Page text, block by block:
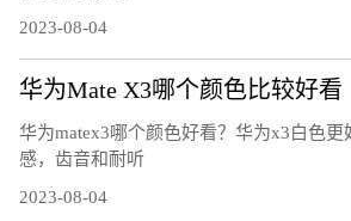
2023-08-04
华为Mate X3哪个颜色比较好看
华为matex3哪个颜色好看？华为x3白色更
感，齿音和耐听
2023-08-04